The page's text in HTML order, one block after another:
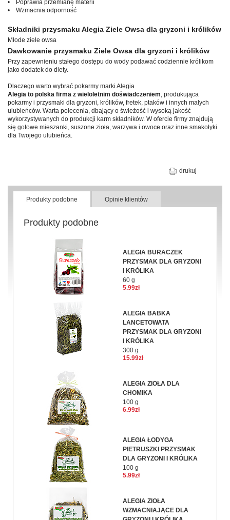
• Poprawia przemianę materii
• Wzmacnia odporność
Składniki przysmaku Alegia Ziele Owsa dla gryzoni i królików
Młode ziele owsa
Dawkowanie przysmaku Ziele Owsa dla gryzoni i królików
Przy zapewnieniu stałego dostępu do wody podawać codziennie królikom
jako dodatek do diety.
Dlaczego warto wybrać pokarmy marki Alegia
Alegia to polska firma z wieloletnim doświadczeniem, produkująca
pokarmy i przysmaki dla gryzoni, królików, fretek, ptaków i innych małych
ulubieńców. Warta polecenia, dbający o świeżość i wysoką jakość
wykorzystywanych do produkcji karm składników. W ofercie firmy znajdują
się gotowe mieszanki, suszone zioła, warzywa i owoce oraz inne smakołyki
dla Twojego ulubieńca.
drukuj
Produkty podobne Opinie klientów
Produkty podobne
ALEGIA BURACZEK
PRZYSMAK DLA GRYZONI
I KRÓLIKA
60 g
5.99zł
ALEGIA BABKA
LANCETOWATA
PRZYSMAK DLA GRYZONI
I KRÓLIKA
300 g
15.99zł
ALEGIA ZIOŁA DLA
CHOMIKA
100 g
6.99zł
ALEGIA ŁODYGA
PIETRUSZKI PRZYSMAK
DLA GRYZONI I KRÓLIKA
100 g
5.99zł
ALEGIA ZIOŁA
WZMACNIAJĄCE DLA